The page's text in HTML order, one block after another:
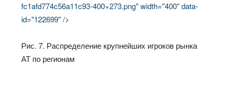
fc1afd774c56a11c93-400×273.png" width="400" data-
id="122699" />
Рис. 7. Распределение крупнейших игроков рынка
АТ по регионам